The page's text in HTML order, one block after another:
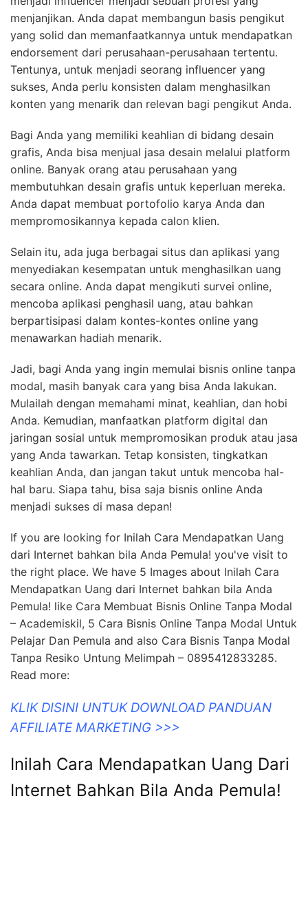
konten yang menarik dan relevan bagi pengikut Anda.
Bagi Anda yang memiliki keahlian di bidang desain
grafis, Anda bisa menjual jasa desain melalui platform
online. Banyak orang atau perusahaan yang
membutuhkan desain grafis untuk keperluan mereka.
Anda dapat membuat portofolio karya Anda dan
mempromosikannya kepada calon klien.
Selain itu, ada juga berbagai situs dan aplikasi yang
menyediakan kesempatan untuk menghasilkan uang
secara online. Anda dapat mengikuti survei online,
mencoba aplikasi penghasil uang, atau bahkan
berpartisipasi dalam kontes-kontes online yang
menawarkan hadiah menarik.
Jadi, bagi Anda yang ingin memulai bisnis online tanpa
modal, masih banyak cara yang bisa Anda lakukan.
Mulailah dengan memahami minat, keahlian, dan hobi
Anda. Kemudian, manfaatkan platform digital dan
jaringan sosial untuk mempromosikan produk atau jasa
yang Anda tawarkan. Tetap konsisten, tingkatkan
keahlian Anda, dan jangan takut untuk mencoba hal-
hal baru. Siapa tahu, bisa saja bisnis online Anda
menjadi sukses di masa depan!
If you are looking for Inilah Cara Mendapatkan Uang
dari Internet bahkan bila Anda Pemula! you've visit to
the right place. We have 5 Images about Inilah Cara
Mendapatkan Uang dari Internet bahkan bila Anda
Pemula! like Cara Membuat Bisnis Online Tanpa Modal
– Academiskil, 5 Cara Bisnis Online Tanpa Modal Untuk
Pelajar Dan Pemula and also Cara Bisnis Tanpa Modal
Tanpa Resiko Untung Melimpah – 0895412833285.
Read more:
KLIK DISINI UNTUK DOWNLOAD PANDUAN
AFFILIATE MARKETING >>>
Inilah Cara Mendapatkan Uang Dari
Internet Bahkan Bila Anda Pemula!
nikojulius.com
KLIK DISINI UNTUK DOWNLOAD PANDUAN